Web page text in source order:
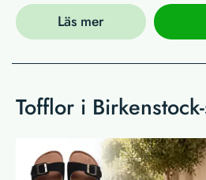
Läs mer
Tofflor i